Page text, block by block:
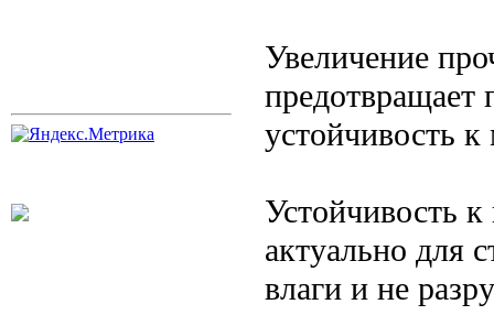
Увеличение
предотвращает
устойчивость
Устойчивость
актуально для
влаги и не